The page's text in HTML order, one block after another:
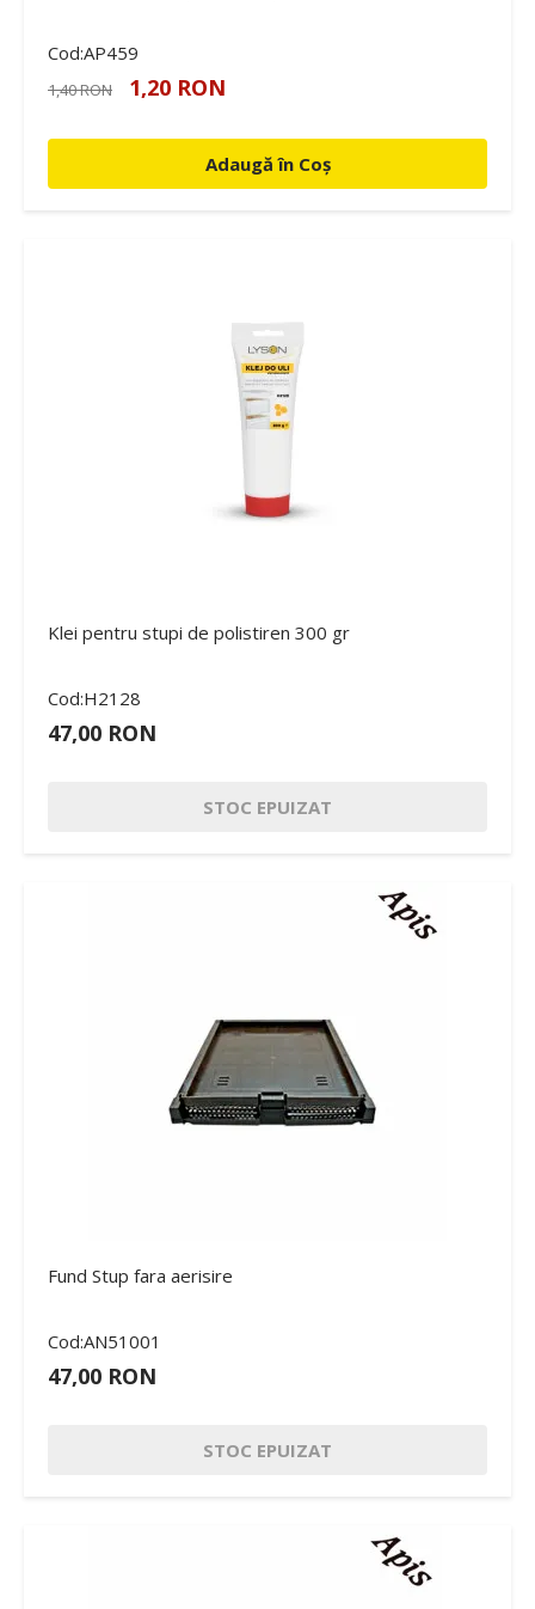
Cod:AP459
1,40 RON 1,20 RON
Adaugă în Coș
Klei pentru stupi de polistiren 300 gr
Cod:H2128
47,00 RON
STOC EPUIZAT
Fund Stup fara aerisire
Cod:AN51001
47,00 RON
STOC EPUIZAT